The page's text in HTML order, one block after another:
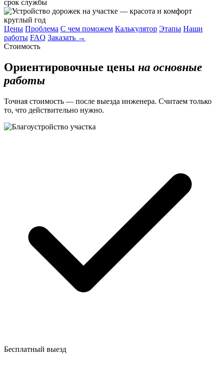
срок службы
Цены Проблема С чем поможем Калькулятор Этапы Наши
работы FAQ Заказать →
Стоимость
Ориентировочные цены на основные
работы
Точная стоимость — после выезда инженера. Считаем только
то, что действительно нужно.
Бесплатный выезд